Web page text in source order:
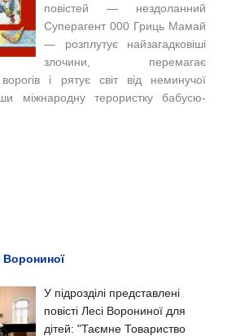
повістей — нездоланний
Суперагент 000 Гриць Мамай
— розплутує найзагадковіші
злочини, перемагає
ворогів і рятує світ від неминучої
міжнародну терористку бабусю-
Ворониної
У підрозділі представлені
повісті Лесі Ворониної для
дітей: "Таємне Товариство